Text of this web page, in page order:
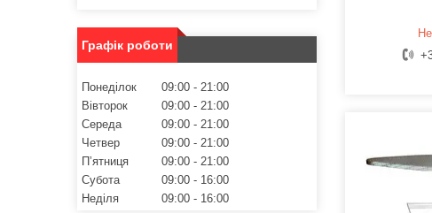
Графік роботи
Понеділок 09:00
21:00
Вівторок
09:00
21:00
Середа
09:00
21:00
Четвер
09:00
21:00
Пʼятниця
09:00
21:00
Субота
09:00
16:00
Неділя
09:00 16:00